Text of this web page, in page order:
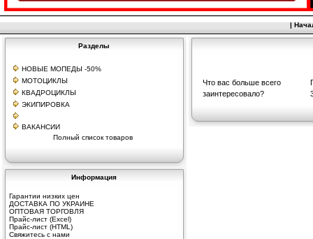
|
Разделы
НОВЫЕ МОПЕДЫ -50%
МОТОЦИКЛЫ
КВАДРОЦИКЛЫ
ЭКИПИРОВКА
ВАКАНСИИ
Полный список товаров
Информация
Гарантии низких цен
ДОСТАВКА ПО УКРАИНЕ
ОПТОВАЯ ТОРГОВЛЯ
Прайс-лист (Excel)
Прайс-лист (HTML)
Свяжитесь с нами
Что вас больше всего
заинтересовало?